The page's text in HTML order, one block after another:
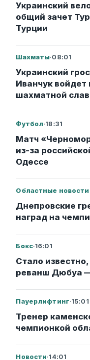
Украинский
общий зачет
Турции
Шахматы·08:01
Украинский
Иванчук войдет
шахматной
Футбол·18:31
Матч
из-за
Одессе
Областные новости
Днепровские
наград на
Бокс·16:01
Стало
реванш Дюбуа
Пауерлифтинг·15:01
Тренер
чемпионкой
Новости·14:01